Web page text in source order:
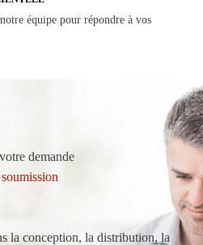
équipe pour répondre à vos
demande
la conception, la distribution, la